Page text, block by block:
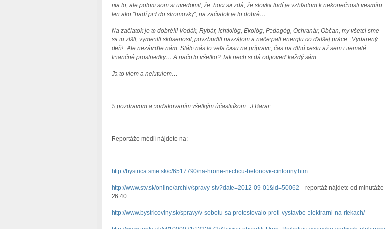
ma to, ale potom som si uvedomil, že hoci sa zdá, že stovka ľudí je vzhľadom k nekonečnosti vesmíru
len ako “hadí prd do stromovky“, na začiatok je to dobré…
Na začiatok je to dobré!!! Vodák, Rybár, Ichtiológ, Ekológ, Pedagóg, Ochranár, Občan, my všetci sme
sa tu zišli, vymenili skúsenosti, povzbudili navzájom a načerpali energiu do ďalšej práce. „Vydarený
deň!“ Ale nezáviďte nám. Stálo nás to veľa času na prípravu, čas na dlhú cestu až sem i nemalé
finančné prostriedky… A načo to všetko? Tak nech si dá odpoveď každý sám.
Ja to viem a neľutujem…
S pozdravom a poďakovaním všetkým účastníkom J.Baran
Reportáže médií nájdete na:
http://bystrica.sme.sk/c/6517790/na-hrone-nechcu-betonove-cintoriny.html
http://www.stv.sk/online/archiv/spravy-stv?date=2012-09-01&id=50062 reportáž nájdete od minutáže
26:40
http://www.bystricoviny.sk/spravy/v-sobotu-sa-protestovalo-proti-vystavbe-elektrarni-na-riekach/